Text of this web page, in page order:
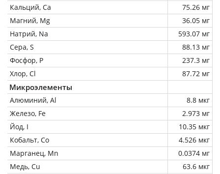
Кальций, Ca
75.26 мг
Магний, Mg
36.05 мг
Натрий, Na
593.07 мг
Сера, S
88.13 мг
Фосфор, P
237.3 мг
Хлор, Cl
87.72 мг
Микроэлементы
Алюминий, Al
8.8 мкг
Железо, Fe
2.973 мг
Йод, I
10.35 мкг
Кобальт, Co
4.526 мкг
Марганец, Mn
0.0374 мг
Медь, Cu
63.6 мкг